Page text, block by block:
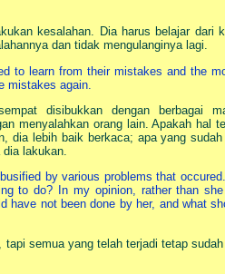
kesalahan. Dia harus belajar dari
dan tidak mengulanginya lagi.
to learn from their mistakes and the
mistakes again.
disibukkan dengan berbagai
menyalahkan orang lain. Apakah hal
dia lebih baik berkaca; apa yang sudah
lakukan.
by various problems that
to do? In my opinion, rather than
have not been done by her, and what
semua yang telah terjadi tetap